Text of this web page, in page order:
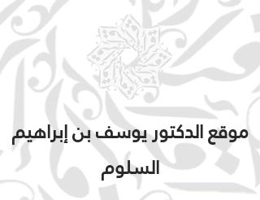
موقع الدكتور يوسف بن إبراهيم
السلوم